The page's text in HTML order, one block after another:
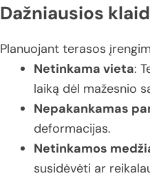
Dažniausios
Planuojant terasos
Netinkama vieta:
laiką dėl mažesnio
Nepakankamas
deformacijas.
Netinkamos
susidėvėti ar